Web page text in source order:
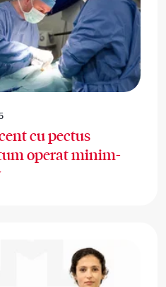
cu pectus
operat minim-